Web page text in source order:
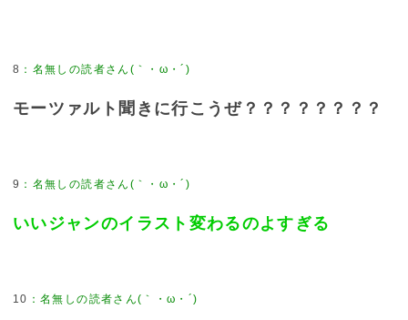
8 ： 名無しの読者さん(｀・ω・´)
モーツァルト聞きに行こうぜ？？？？？？？？
9 ： 名無しの読者さん(｀・ω・´)
いいジャンのイラスト変わるのよすぎる
10 ：名無しの読者さん(｀・ω・´)